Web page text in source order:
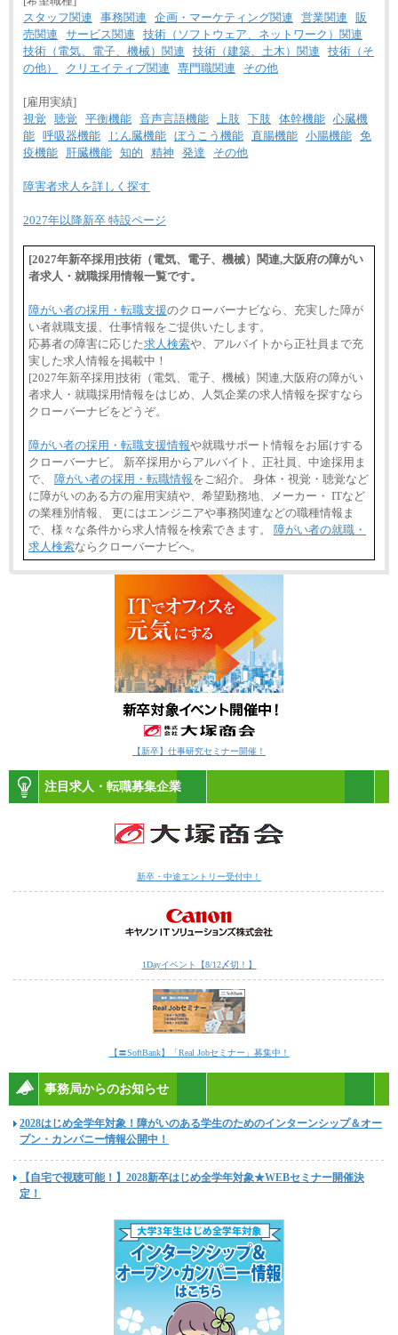
スタッフ関連
事務関連 企画・マーケティング関連 営業関連
販
売関連
サービス関連
技術（ソフトウェア、ネットワーク）関連
技術（電気、電子、機械）関連
技術（建築、土木）関連
技術（そ
の他）
クリエイティブ関連 専門職関連 その他
[雇用実績]
視覚
聴覚 平衡機能 音声言語機能 上肢 下肢 体幹機能 心臓機
能 呼吸器機能 じん臓機能 ぼうこう機能 直腸機能 小腸機能 免
疫機能
肝臓機能 知的 精神 発達 その他
障害者求人を詳しく探す
2027年以降新卒 特設ページ
[2027年新卒採用]技術（電気、電子、機械）関連,大阪府の障がい
者求人・就職採用情報一覧です。
障がい者の採用・転職支援のクローバーナビなら、充実した障が
い者就職支援、仕事情報をご提供いたします。
応募者の障害に応じた求人検索や、アルバイトから正社員まで充
実した求人情報を掲載中！
[2027年新卒採用]技術（電気、電子、機械）関連,大阪府の障がい
者求人・就職採用情報をはじめ、人気企業の求人情報を探すなら
クローバーナビをどうぞ。
障がい者の採用・転職支援情報や就職サポート情報をお届けする
クローバーナビ。 新卒採用からアルバイト、正社員、中途採用ま
で、 障がい者の採用・転職情報をご紹介。 身体・視覚・聴覚など
に障がいのある方の雇用実績や、希望勤務地、メーカー・ ITなど
の業種別情報、 更にはエンジニアや事務関連などの職種情報ま
で、様々な条件から求人情報を検索できます。 障がい者の就職・
求人検索ならクローバーナビへ。
【新卒】仕事研究セミナー開催！
注目求人・転職募集企業
新卒・中途エントリー受付中！
1Dayイベント【8/12〆切！】
【〓SoftBank】「Real Jobセミナー」募集中！
事務局からのお知らせ
2028はじめ全学年対象！障がいのある学生のためのインターンシップ＆オー
プン・カンパニー情報公開中！
【自宅で視聴可能！】2028新卒はじめ全学年対象★WEBセミナー開催決
定！